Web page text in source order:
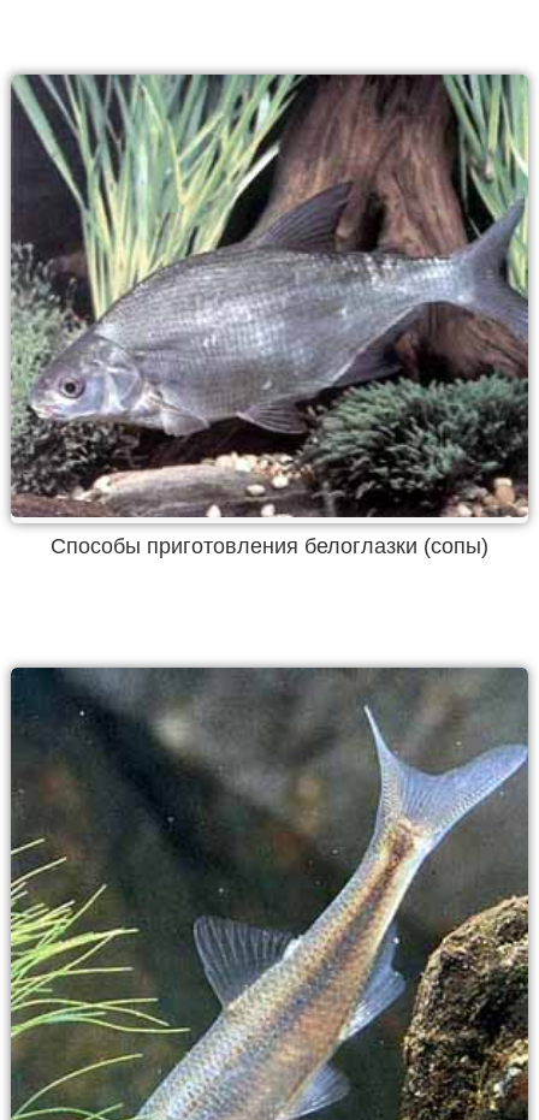
Способы приготовления белоглазки (сопы)